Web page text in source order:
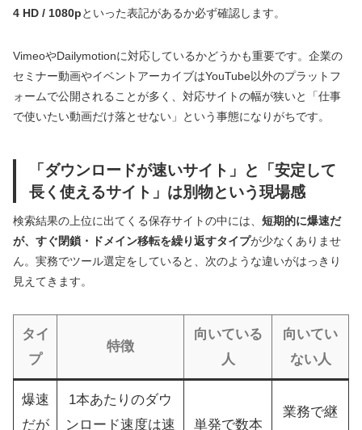
4 HD / 1080pといった表記があるか必ず確認します。
VimeoやDailymotionに対応しているかどうかも重要です。企業の
セミナー動画やイベントアーカイブはYouTube以外のプラットフ
ォームで公開されることが多く、対応サイトの幅が狭いと「仕事
で使いたい動画だけ落とせない」という事態になりがちです。
「ダウンロードが速いサイト」と「安定して
長く使えるサイト」は別物という現場感
検索結果の上位に出てくる保存サイトの中には、 短期的に爆速だ
が、すぐ閉鎖・ドメイン移転を繰り返すタイプが少なくありませ
ん。実務でツール選定をしていると、次のような違いがはっきり
見えてきます。
タイ
プ
特徴
向いている
人
向いてい
ない人
爆速
だが
1本あたりのダウ
ンロード速度は速
単発で数本
業務で継